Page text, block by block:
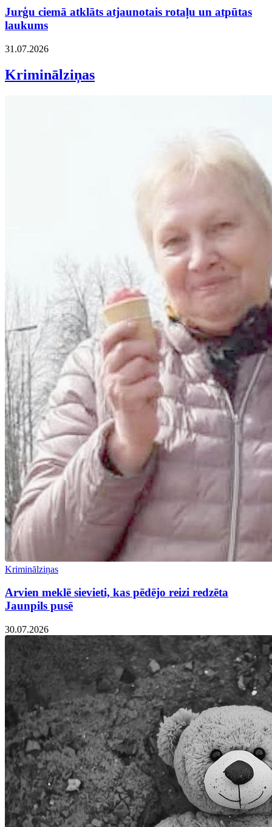
Jurģu ciemā atklāts atjaunotais rotaļu un atpūtas
laukums
31.07.2026
Kriminālziņas
Kriminālziņas
Arvien meklē sievieti, kas pēdējo reizi redzēta
Jaunpils pusē
30.07.2026